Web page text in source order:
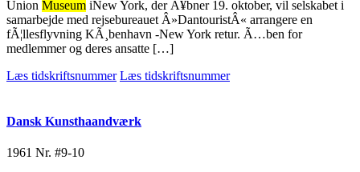
Union Museum iNew York, der Ã¥bner 19. oktober, vil selskabet i
samarbejde med rejsebureauet Â»DantouristÂ« arrangere en
fÃ¦llesflyvning KÃ¸benhavn -New York retur. Ã…ben for
medlemmer og deres ansatte […]
Læs tidskriftsnummer Læs tidskriftsnummer
Dansk Kunsthaandværk
1961 Nr. #9-10